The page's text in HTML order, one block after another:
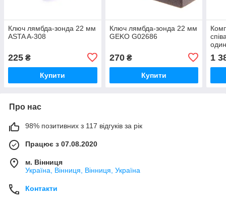
Ключ лямбда-зонда 22 мм
ASTA A-308
225 ₴
Купити
Ключ лямбда-зонда 22 мм
GEKO G02686
270₴
Купити
1
Про нас
98% позитивних з 117 відгуків за рік
Працює з 07.08.2020
м. Вінниця
Україна, Вінниця, Вінниця, Україна
Контакти